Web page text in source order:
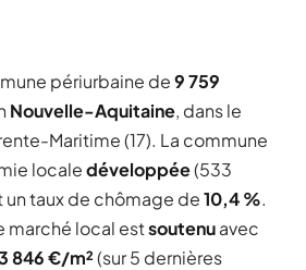
périurbaine de9 759
Nouvelle-Aquitaine, dans le
Maritime (17). La commune
localedéveloppée(533
taux de chômage de10,4 %.
marché local estsoutenuavec
846 €/m²(sur 5 dernières